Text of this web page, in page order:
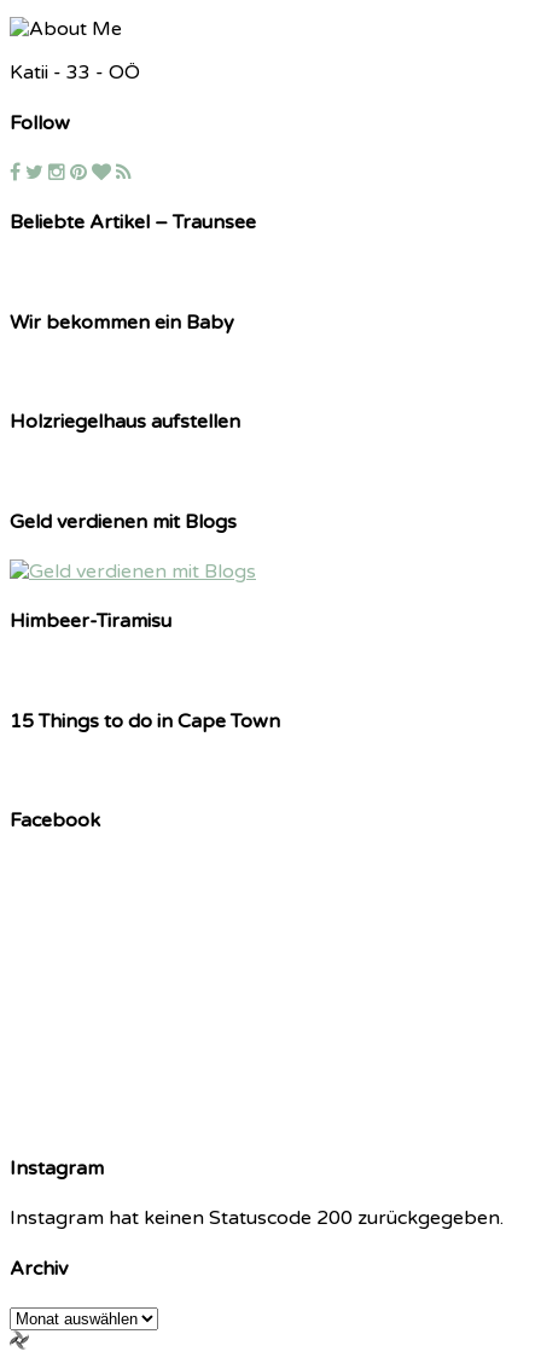
Katii - 33 - OÖ
Follow
Beliebte Artikel – Traunsee
Wir bekommen ein Baby
Holzriegelhaus aufstellen
Geld verdienen mit Blogs
Himbeer-Tiramisu
15 Things to do in Cape Town
Facebook
Instagram
Instagram hat keinen Statuscode 200 zurückgegeben.
Archiv
Archiv